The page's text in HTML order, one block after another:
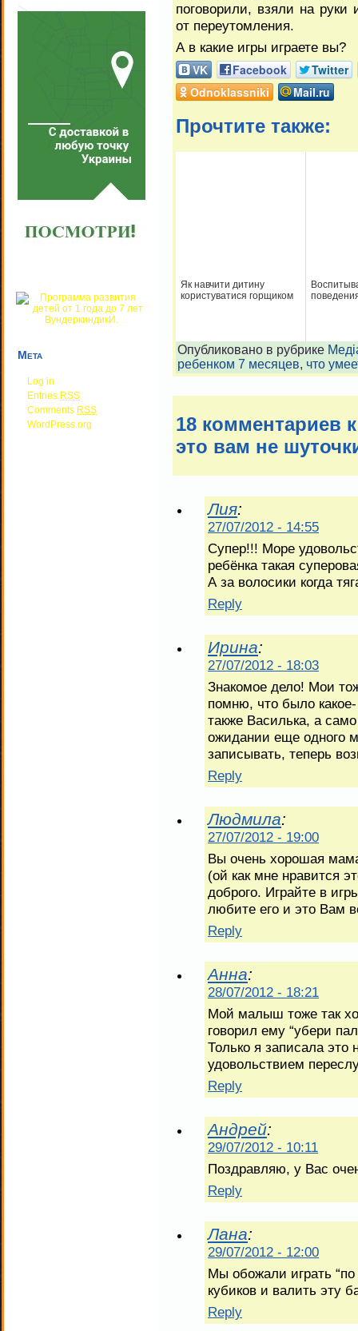
Мета
Log in
Entries RSS
Comments RSS
WordPress.org
поговорили, взяли на
от переутомления.
А в какие игры играете вы?
VK
Facebook
Twitter
Odnoklassniki
Mail.ru
Прочтите также:
Як навчити дитину
користуватися горщиком
Опубликовано в рубрике
ребенком 7 месяцев, что
18 комментариев
это вам не
Лия:
27/07/2012 - 14:55
Супер!!! Море
ребёнка такая
А за волосики когда
Reply
Ирина:
27/07/2012 - 18:03
Знакомое дело! Мои
помню, что было
также Василька, а
ожидании еще одного
записывать, теперь
Reply
Людмила:
27/07/2012 - 19:00
Вы очень хорошая
(ой как мне нравится
доброго. Играйте в
любите его и это Вам
Reply
Анна:
28/07/2012 - 18:21
Мой малыш тоже так
говорил ему “убери
Только я записала это
удовольствием
Reply
Андрей:
29/07/2012 - 10:11
Поздравляю, у Вас
Reply
Лана:
29/07/2012 - 12:00
Мы обожали играть “по
кубиков и валить эту
Reply